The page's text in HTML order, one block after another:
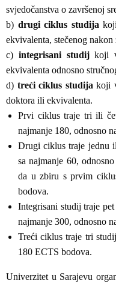
svjedočanstva o završenoj
b) drugi ciklus studija
ekvivalenta, stečenog
c) integrisani studijkoji
ekvivalenta odnosno
d) treći ciklus studija koji
doktora ili ekvivalenta.
Prvi ciklus traje tri ili
najmanje 180, odnosno
Drugi ciklus traje jednu
sa najmanje 60,
da u zbiru s prvim
bodova.
Integrisani studij traje
najmanje 300, odnosno
Treći ciklus traje tri
180 ECTS bodova.
Univerzitet u Sarajevu